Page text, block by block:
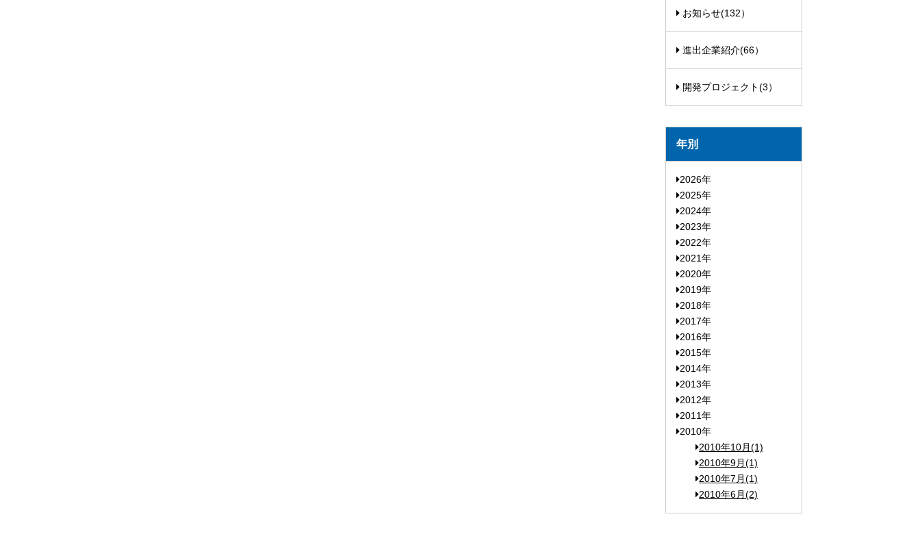
お知らせ(132）
進出企業紹介(66）
開発プロジェクト(3）
年別
2026年
2025年
2024年
2023年
2022年
2021年
2020年
2019年
2018年
2017年
2016年
2015年
2014年
2013年
2012年
2011年
2010年
2010年10月(1)
2010年9月(1)
2010年7月(1)
2010年6月(2)